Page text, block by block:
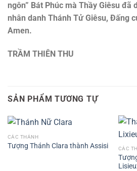
ngôn” Bát Phúc mà Thầy Giêsu đã
nhân danh Thánh Tử Giêsu, Đấng
Amen.
TRẦM THIÊN THU
SẢN PHẨM TƯƠNG TỰ
CÁC THÁNH
Tượng Thánh Clara thành Assisi CÁC